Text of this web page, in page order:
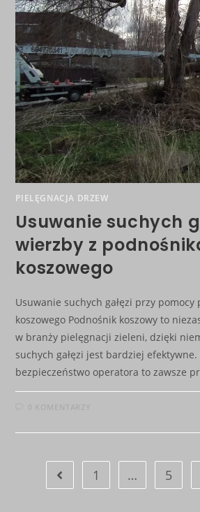
PIELĘGNACJA DRZEW
Usuwanie suchych
wierzby z
koszowego
Usuwanie suchych gałęzi przy pomocy
koszowego Podnośnik koszowy to
w branży pielęgnacji zieleni, dzięki
suchych gałęzi jest bardziej
bezpieczeństwo operatora to zawsze
1 … 5